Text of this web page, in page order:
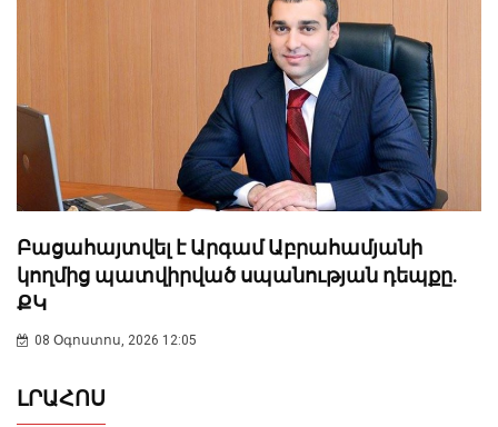
Բացահայտվել է Արգամ Աբրահամյանի
կողմից պատվիրված սպանության դեպքը.
ՔԿ
08 Օգոստոս, 2026 12:05
ԼՐԱՀՈՍ